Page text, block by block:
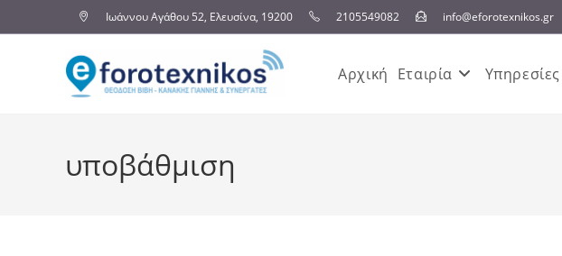
Ιωάννου Αγάθου 52, Ελευσίνα, 19200 2105549082 info@eforotexnikos.gr
Αρχική Εταιρία Υπηρεσίες
υποβάθμιση